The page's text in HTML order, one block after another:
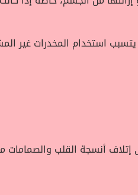
استخدام المخدرات غير
أنسجة القلب والصمامات